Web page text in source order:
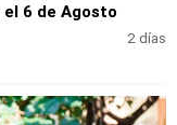
6 de Agosto
2 días